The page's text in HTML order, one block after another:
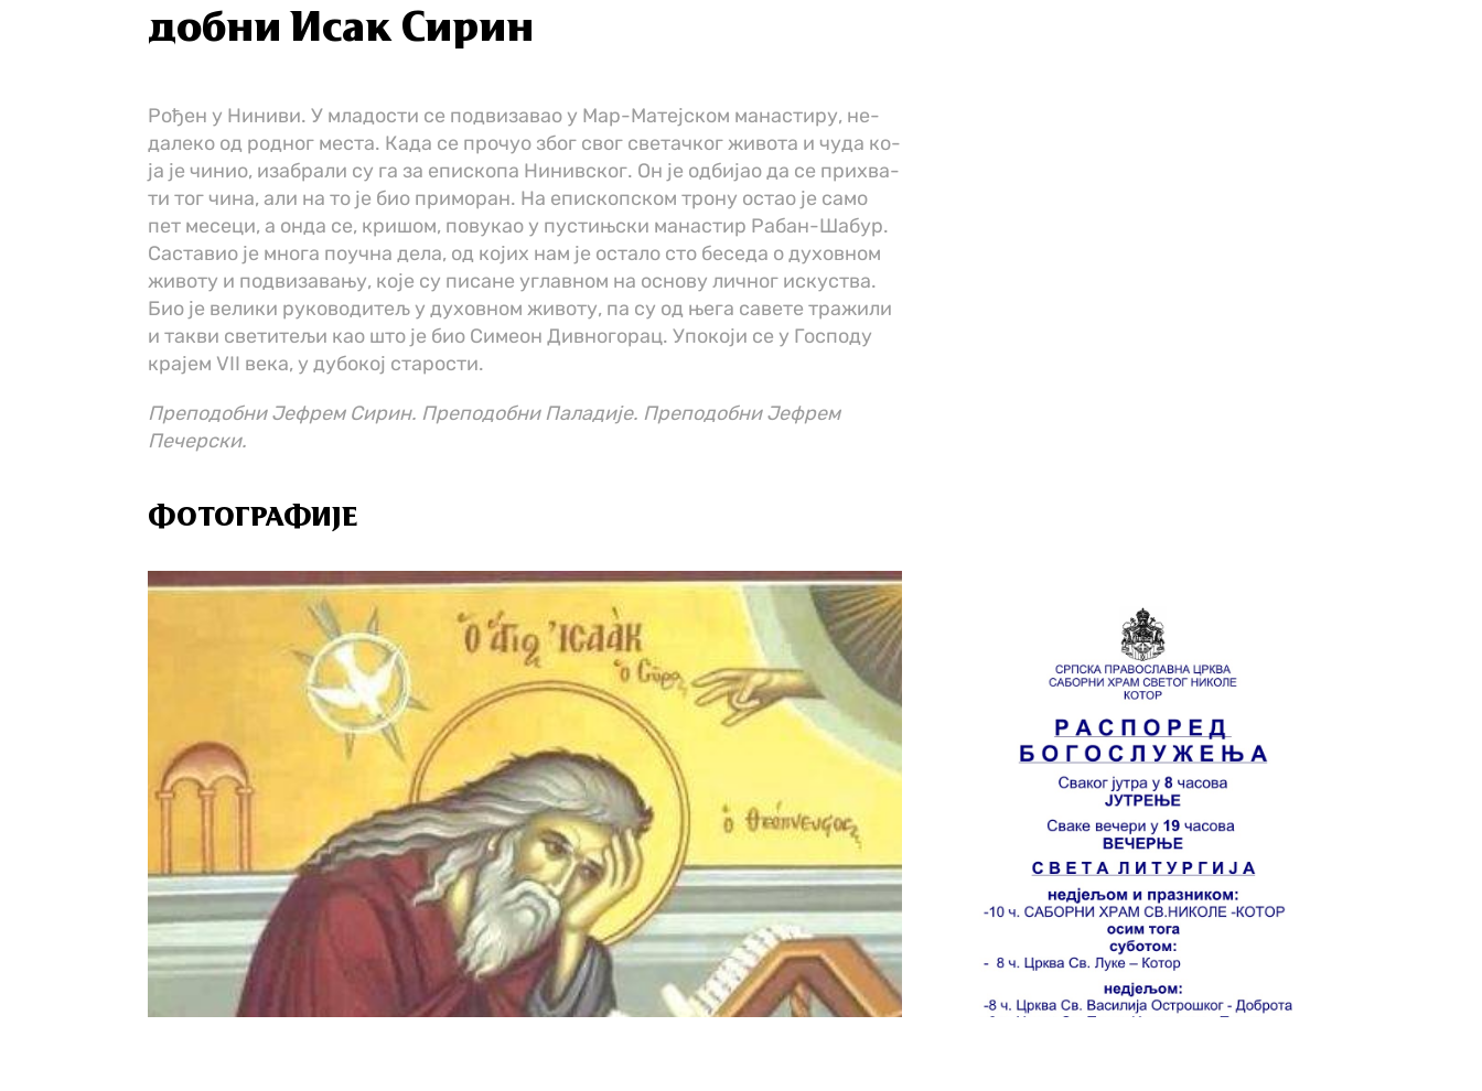
доб­ни Исак Си­рин
Ро­ђен у Ни­ни­ви. У мла­до­сти се под­ви­за­вао у Мар-Ма­теј­ском ма­на­сти­ру, не­
да­ле­ко од род­ног ме­ста. Ка­да се про­чуо због свог све­тач­ког жи­во­та и чу­да ко­
ја је чи­нио, иза­бра­ли су га за епи­ско­па Ни­нив­ског. Он је од­би­јао да се при­хва­
ти тог чи­на, али на то је био при­мо­ран. На епи­скоп­ском тро­ну остао је са­мо
пет ме­се­ци, а он­да се, кри­шом, по­ву­као у пу­стињ­ски ма­на­стир Ра­бан-Ша­бур.
Са­ста­вио је мно­га по­уч­на де­ла, од ко­јих нам је оста­ло сто бе­се­да о ду­хов­ном
жи­во­ту и под­ви­за­ва­њу, ко­је су пи­са­не углав­ном на осно­ву лич­ног ис­ку­ства.
Био је ве­ли­ки ру­ко­во­ди­тељ у ду­хов­ном жи­во­ту, па су од ње­га са­ве­те тра­жи­ли
и та­кви све­ти­те­љи као што је био Си­ме­он Див­но­го­рац. Упо­ко­ји се у Го­спо­ду
кра­јем VII ве­ка, у ду­бо­кој ста­ро­сти.
Преподобни Јефрем Сирин. Преподобни Паладије. Преподобни Јефрем
Печерски.
ФОТОГРАФИЈЕ